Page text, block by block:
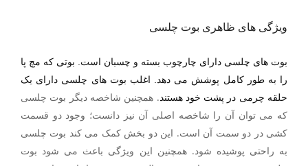
ویژگی های ظاهری بوت چلسی
بوت های چلسی دارای چارچوب بسته و چسبان است. بوتی که مچ پا
را به طور کامل پوشش می دهد. اغلب بوت های چلسی دارای یک
حلقه چرمی در پشت خود هستند. همچنین شاخصه دیگر بوت چلسی
که می توان آن را شاخصه اصلی آن نیز دانست؛ وجود دو قسمت
کشی در دو سمت آن است. این دو بخش کمک می کند بوت چلسی
به راحتی پوشیده شود. همچنین این ویژگی باعث می شود بوت